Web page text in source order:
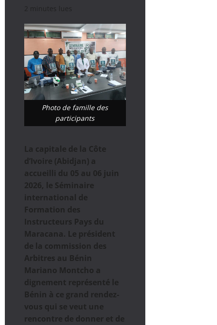
2 minutes lues
Photo de famille des
participants
La capitale de la Côte
d’Ivoire (Abidjan) a
accueilli du 05 au 06 juin
2026, le Séminaire
international de
Formation des
Instructeurs Pays du
Maracana. Le président
de la commission des
Arbitres au Bénin
Mariano Montcho a
dignement représenté le
Bénin à ce grand rendez-
vous qui se veut une
rencontre de donner et de